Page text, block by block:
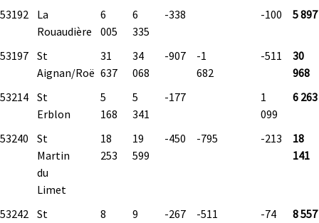
53192
La
Rouaudière
6
005
6
335
-338 -100 5 897
53197 St
Aignan/Roë
31
637
34
068
-907
-1
682
-511
30
968
53214 St
Erblon
5
168
5
341
-177
1
099
6 263
53240
St
Martin
du
Limet
18
253
19
599
-450 -795 -213
18
141
53242 St
8
9
-267 -511 -74 8 557